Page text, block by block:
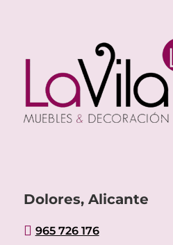
Dolores, Alicante
 965 726 176